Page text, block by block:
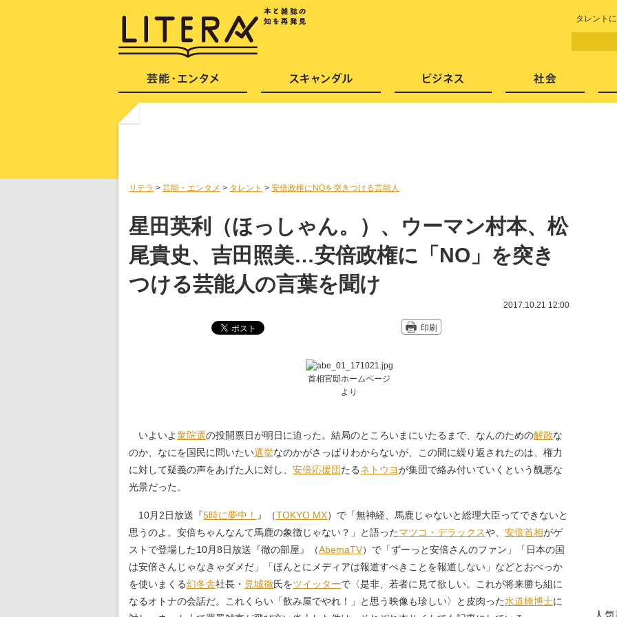
タレント
リテラ > 芸能・エンタメ > タレント > 安倍政権にNOを突きつける芸能人
星田英利（ほっしゃん。）、ウーマン村本、松
尾貴史、吉田照美…安倍政権に「NO」を突き
つける芸能人の言葉を聞け
2017.10.21 12:00
印刷
首相官邸ホームページ
より
いよいよ衆院選の投開票日が明日に迫った。結局のところいまにいたるまで、なんのための解散な
のか、なにを国民に問いたい選挙なのかがさっぱりわからないが、この間に繰り返されたのは、権力
に対して疑義の声をあげた人に対し、 安倍応援団たるネトウヨが集団で絡み付いていくという醜悪な
光景だった。
10月2日放送『5時に夢中！ 』（TOKYO MX）で「無神経、馬鹿じゃないと総理大臣ってできないと
思うのよ。安倍ちゃんなんて馬鹿の象徴じゃない？」と語ったマツコ・デラックスや、 安倍首相がゲ
ストで登場した10月8日放送『徹の部屋』（AbemaTV）で「ずーっと安倍さんのファン」「日本の国
は安倍さんじゃなきゃダメだ」「ほんとにメディアは報道すべきことを報道しない」などとおべっか
を使いまくる幻冬舎社長・ 見城徹氏をツイッターで〈是非、若者に見て欲しい。これが将来勝ち組に
なるオトナの会話だ。これくらい「飲み屋でやれ！」と思う映像も珍しい〉と皮肉った水道橋博士に
芸能・エンタメ スキャンダル